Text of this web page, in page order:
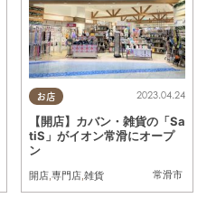
お店
常滑市
2023.04.24
【開店】カバン・雑貨の「Sa
tiS」がイオン常滑にオープ
ン
開店,専門店,雑貨